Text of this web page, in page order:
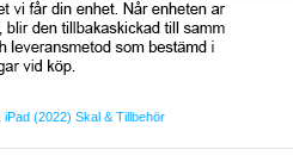
iPad (2022) Skal & Tillbehör